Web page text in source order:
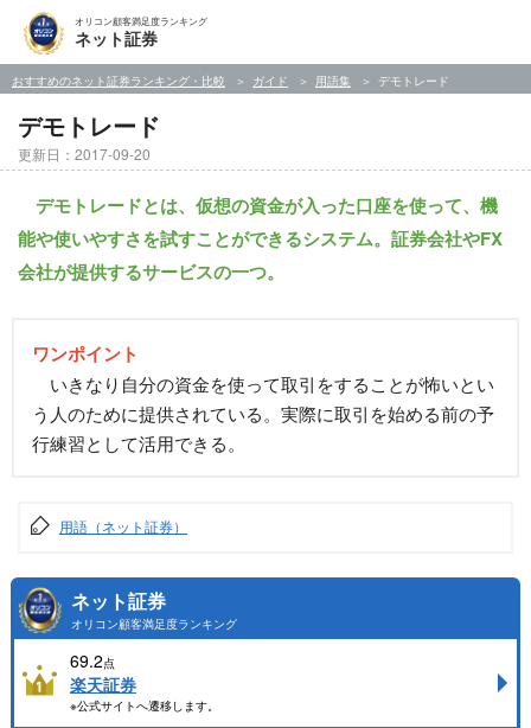
オリコン顧客満足度ランキング
ネット証券
おすすめのネット証券ランキング・比較 ガイド 用語集 デモトレード
デモトレード
更新日：2017-09-20
デモトレードとは、仮想の資金が入った口座を使って、機
能や使いやすさを試すことができるシステム。証券会社やFX
会社が提供するサービスの一つ。
ワンポイント
いきなり自分の資金を使って取引をすることが怖いとい
う人のために提供されている。実際に取引を始める前の予
行練習として活用できる。
用語（ネット証券）
ネット証券
オリコン顧客満足度ランキング
69.2点
楽天証券
※公式サイトへ遷移します。